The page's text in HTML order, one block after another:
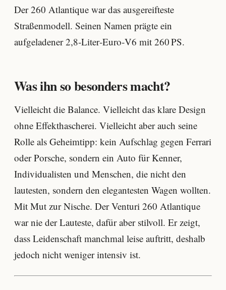
Der 260 Atlantique war das ausgereifteste
Straßenmodell. Seinen Namen prägte ein
aufgeladener 2,8‑Liter‑Euro‑V6 mit 260 PS.
Was ihn so besonders macht?
Vielleicht die Balance. Vielleicht das klare Design
ohne Effekthascherei. Vielleicht aber auch seine
Rolle als Geheimtipp: kein Aufschlag gegen Ferrari
oder Porsche, sondern ein Auto für Kenner,
Individualisten und Menschen, die nicht den
lautesten, sondern den elegantesten Wagen wollten.
Mit Mut zur Nische. Der Venturi 260 Atlantique
war nie der Lauteste, dafür aber stilvoll. Er zeigt,
dass Leidenschaft manchmal leise auftritt, deshalb
jedoch nicht weniger intensiv ist.